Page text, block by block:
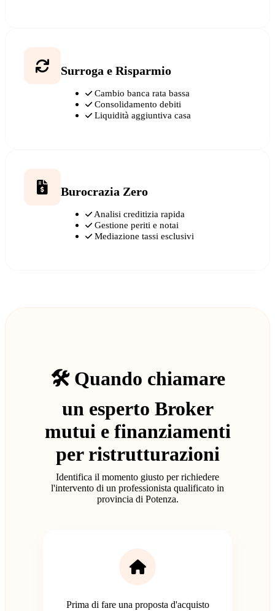
Surroga e Risparmio
Cambio banca rata bassa
Consolidamento debiti
Liquidità aggiuntiva casa
Burocrazia Zero
Analisi creditizia rapida
Gestione periti e notai
Mediazione tassi esclusivi
🛠️ Quando chiamare
un esperto Broker
mutui e finanziamenti
per ristrutturazioni
Identifica il momento giusto per richiedere
l'intervento di un professionista qualificato in
provincia di Potenza.
Prima di fare una proposta d'acquisto